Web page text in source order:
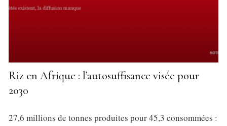
Riz en Afrique : l’autosuffisance visée pour
2030
27,6 millions de tonnes produites pour 45,3 consommées :